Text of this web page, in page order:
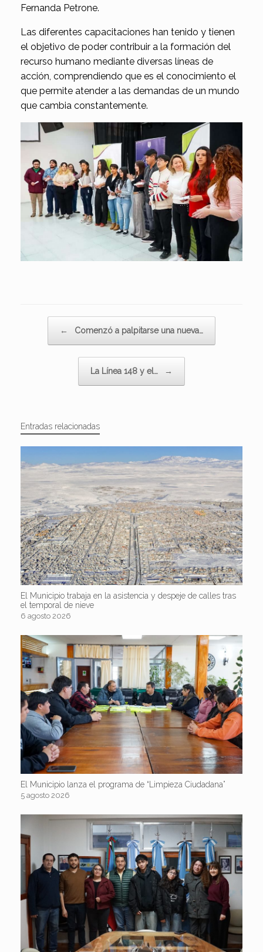
Fernanda Petrone.
Las diferentes capacitaciones han tenido y tienen
el objetivo de poder contribuir a la formación del
recurso humano mediante diversas líneas de
acción, comprendiendo que es el conocimiento el
que permite atender a las demandas de un mundo
que cambia constantemente.
← Comenzó a palpitarse una nueva…
La Línea 148 y el… →
Entradas relacionadas
El Municipio trabaja en la asistencia y despeje de calles tras
el temporal de nieve
6 agosto 2026
El Municipio lanza el programa de “Limpieza Ciudadana”
5 agosto 2026